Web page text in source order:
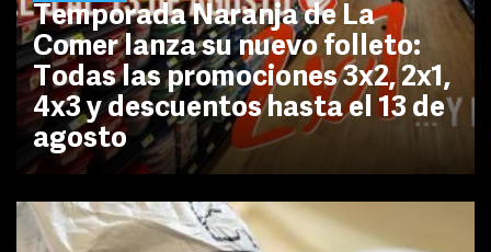
Temporada Naranja de La
Comer lanza su nuevo folleto:
Todas las promociones 3x2, 2x1,
4x3 y descuentos hasta el 13 de
agosto